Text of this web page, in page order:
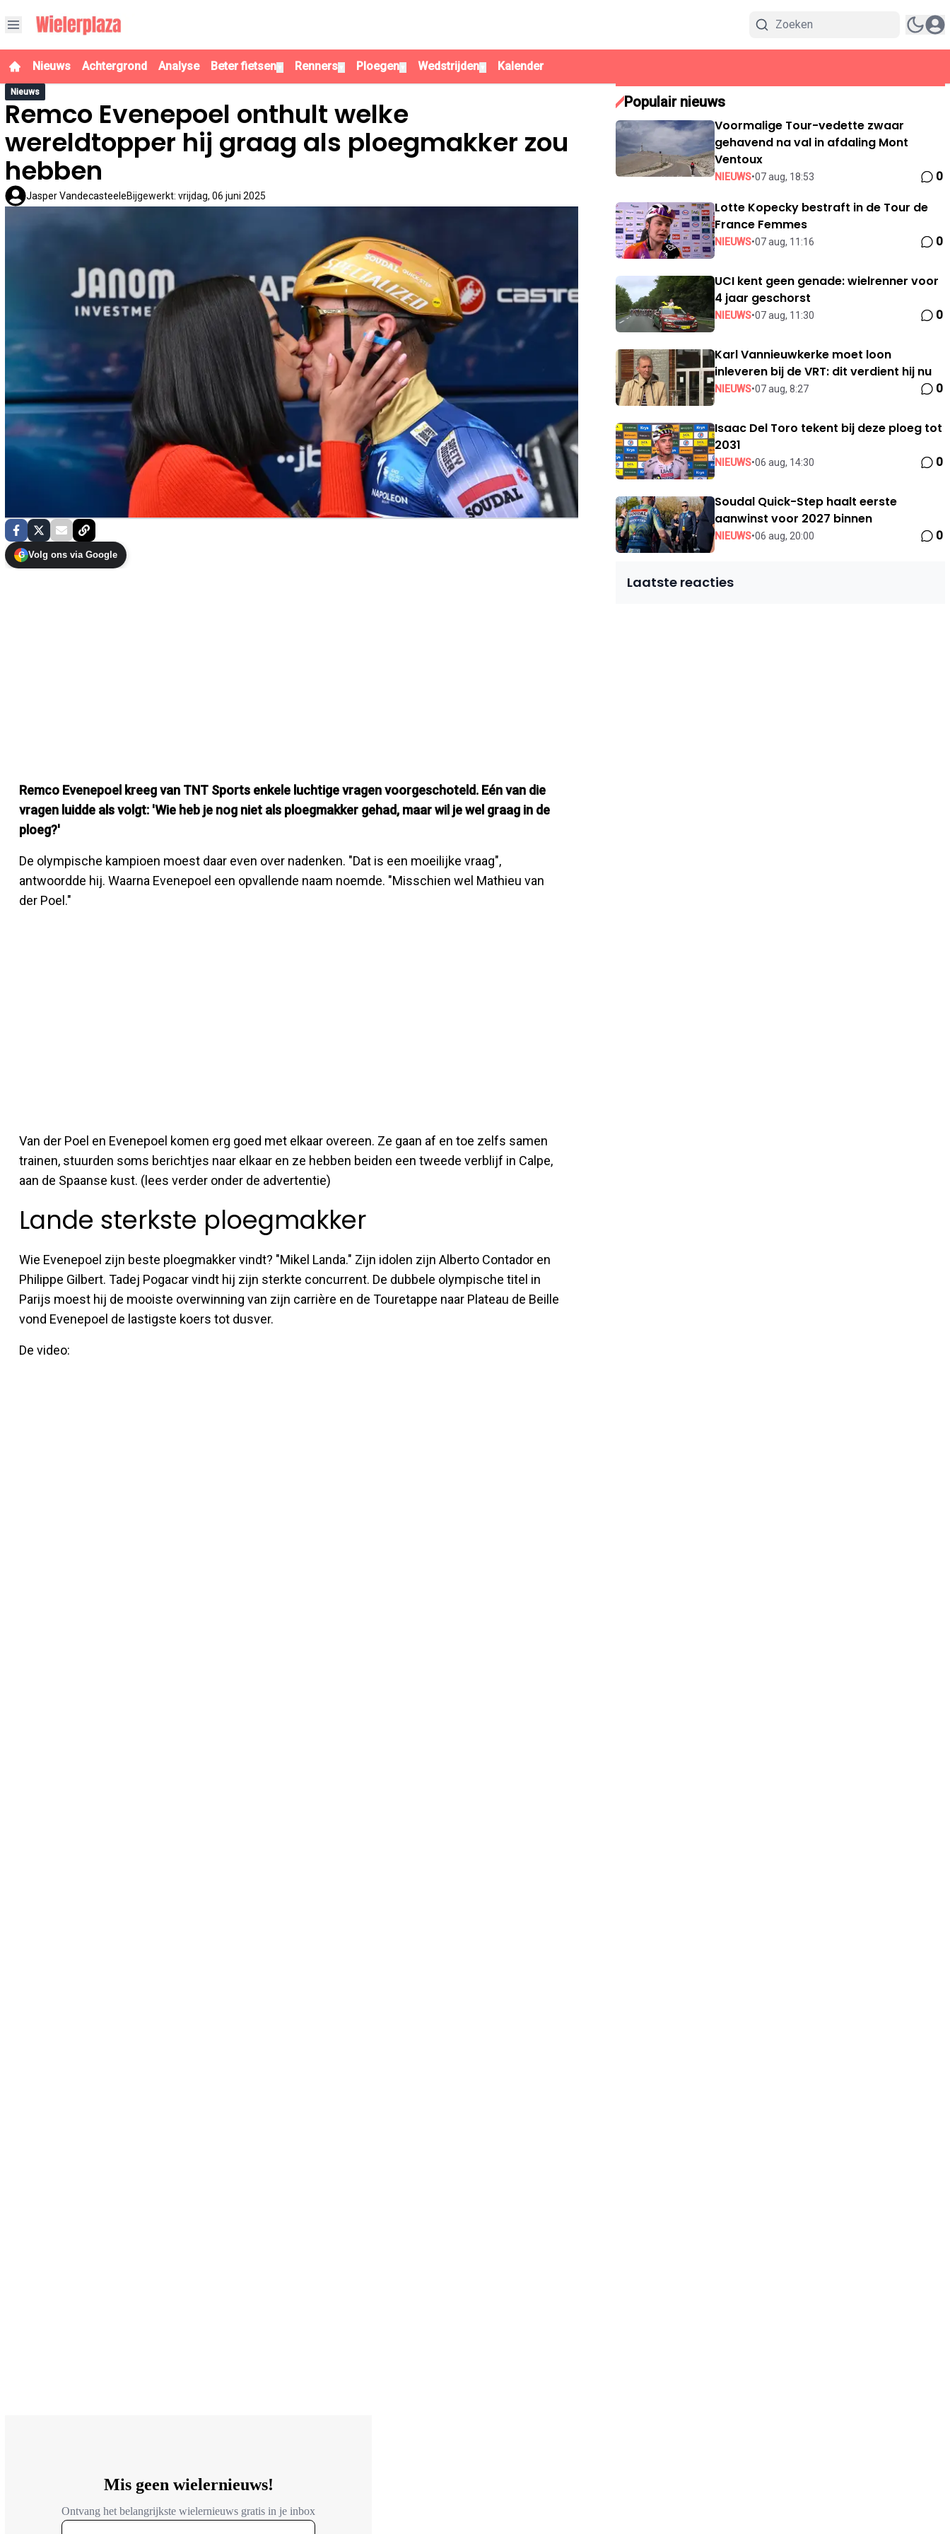
Nieuws Achtergrond Analyse Beter fietsen Renners Ploegen Wedstrijden Kalender
Nieuws
Remco Evenepoel onthult welke
wereldtopper hij graag als ploegmakker zou
hebben
Jasper VandecasteeleBijgewerkt: vrijdag, 06 juni 2025
G Volg ons via Google
Remco Evenepoel kreeg van TNT Sports enkele luchtige vragen voorgeschoteld. Eén van die
vragen luidde als volgt: 'Wie heb je nog niet als ploegmakker gehad, maar wil je wel graag in de
ploeg?'
De olympische kampioen moest daar even over nadenken. "Dat is een moeilijke vraag",
antwoordde hij. Waarna Evenepoel een opvallende naam noemde. "Misschien wel Mathieu van
der Poel."
Van der Poel en Evenepoel komen erg goed met elkaar overeen. Ze gaan af en toe zelfs samen
trainen, stuurden soms berichtjes naar elkaar en ze hebben beiden een tweede verblijf in Calpe,
aan de Spaanse kust. (lees verder onder de advertentie)
Lande sterkste ploegmakker
Wie Evenepoel zijn beste ploegmakker vindt? "Mikel Landa." Zijn idolen zijn Alberto Contador en
Philippe Gilbert. Tadej Pogacar vindt hij zijn sterkte concurrent. De dubbele olympische titel in
Parijs moest hij de mooiste overwinning van zijn carrière en de Touretappe naar Plateau de Beille
vond Evenepoel de lastigste koers tot dusver.
De video:
Populair nieuws
Voormalige Tour-vedette zwaar
gehavend na val in afdaling Mont
Ventoux
NIEUWS•07 aug, 18:53 0
Lotte Kopecky bestraft in de Tour de
France Femmes
NIEUWS•07 aug, 11:16 0
UCI kent geen genade: wielrenner voor
4 jaar geschorst
NIEUWS•07 aug, 11:30 0
Karl Vannieuwkerke moet loon
inleveren bij de VRT: dit verdient hij nu
NIEUWS•07 aug, 8:27 0
Isaac Del Toro tekent bij deze ploeg tot
2031
NIEUWS•06 aug, 14:30 0
Soudal Quick-Step haalt eerste
aanwinst voor 2027 binnen
NIEUWS•06 aug, 20:00 0
Laatste reacties